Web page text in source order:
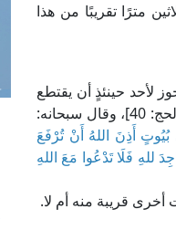
مترًا تقريبًا من هذا
لأحد حينئذٍ أن يقتطع
﴾ [الحج: 40]، وقال سبحانه:
أَذِنَ اللهُ أَنْ تُرْفَعَ
للهِ فَلَا تَدْعُوا مَعَ اللهِ
أخرى قريبة منه أم لا.